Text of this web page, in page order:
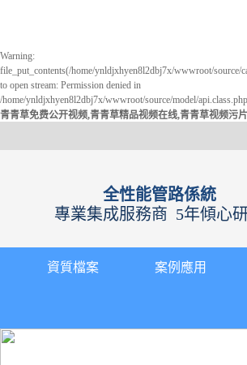
Warning:
file_put_contents(/home/ynldjxhyen8l2dbj7x/wwwroot/source/
to open stream: Permission denied in
/home/ynldjxhyen8l2dbj7x/wwwroot/source/model/
青青草免费公开视频,青青草精品视频在线,青青草视频污
全性能管路係統
專業集成服務商 5年傾心
資質檔案 案例應用